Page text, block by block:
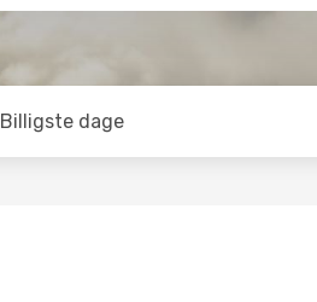
Billigste dage